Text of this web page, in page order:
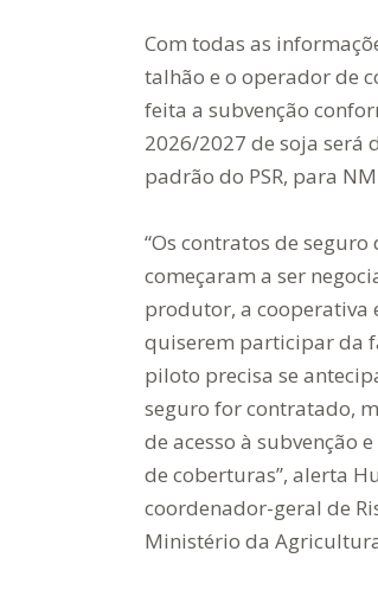
Com todas as
talhão e o operador de
feita a subvenção
2026/2027 de soja será
padrão do PSR, para
“Os contratos de
começaram a ser
produtor, a cooperativa
quiserem participar da
piloto precisa se
seguro for contratado,
de acesso à subvenção
de coberturas”, alerta
coordenador-geral de
Ministério da